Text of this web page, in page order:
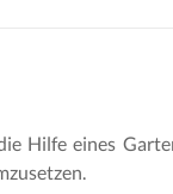
Hilfe eines